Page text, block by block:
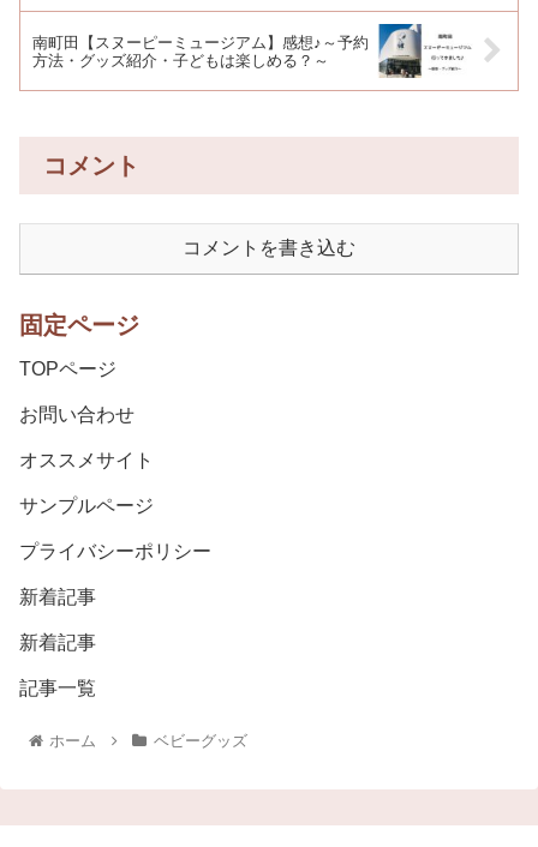
南町田【スヌーピーミュージアム】感想♪～予約
方法・グッズ紹介・子どもは楽しめる？～
コメント
コメントを書き込む
固定ページ
TOPページ
お問い合わせ
オススメサイト
サンプルページ
プライバシーポリシー
新着記事
新着記事
記事一覧
ホーム ベビーグッズ